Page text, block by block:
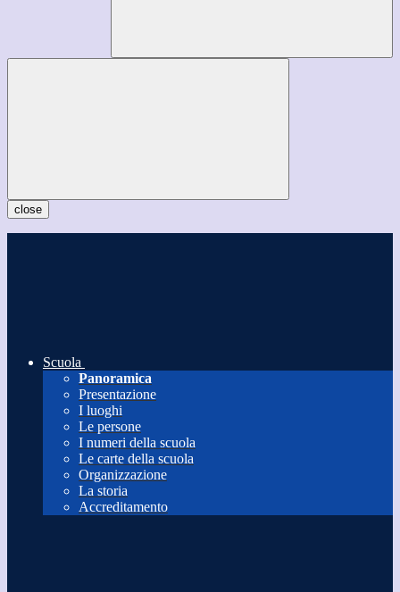
close
Scuola
Panoramica
Presentazione
I luoghi
Le persone
I numeri della scuola
Le carte della scuola
Organizzazione
La storia
Accreditamento